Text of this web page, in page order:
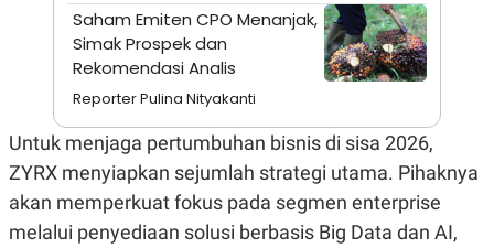
E
R
I
A
Saham Emiten CPO Menanjak,
Simak Prospek dan
Rekomendasi Analis
Reporter Pulina Nityakanti
Untuk menjaga pertumbuhan bisnis di sisa 2026,
ZYRX menyiapkan sejumlah strategi utama. Pihaknya
akan memperkuat fokus pada segmen enterprise
melalui penyediaan solusi berbasis Big Data dan AI,